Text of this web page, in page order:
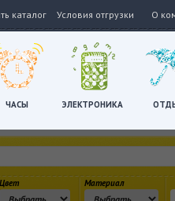
каталог Условия отгрузки О
ЧАСЫ ЭЛЕКТРОНИКА
Цвет Материал